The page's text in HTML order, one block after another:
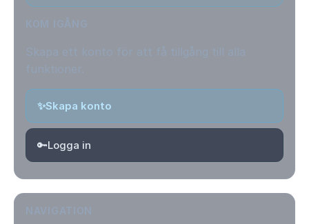
✨Skapa konto
🔑Logga in